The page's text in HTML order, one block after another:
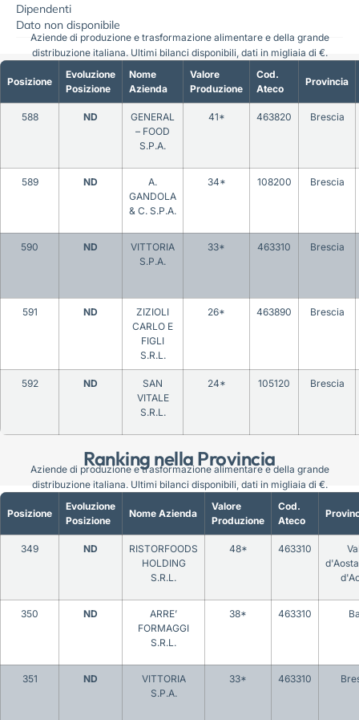
Dipendenti
Dato non disponibile
Ranking nella Provincia
Posizione
Evoluzione
Posizione
Nome
Azienda
Valore
Produzione
Cod.
Ateco
Provincia
588 ND
GENERAL
– FOOD
S.P.A.
41* 463820 Brescia
589 ND
A.
GANDOLA
& C. S.P.A.
34* 108200 Brescia
590 ND
VITTORIA
S.P.A.
33* 463310 Brescia
591 ND
ZIZIOLI
CARLO E
FIGLI
S.R.L.
26* 463890 Brescia
592 ND
SAN
VITALE
S.R.L.
24* 105120 Brescia
Aziende di produzione e trasformazione alimentare e della grande
distribuzione italiana. Ultimi bilanci disponibili, dati in migliaia di €.
Posizione
Evoluzione
Posizione
Nome Azienda
Valore
Produzione
Cod.
Ateco
349 ND
RISTORFOODS
HOLDING
S.R.L.
48* 463310
350 ND
ARRE’
FORMAGGI
S.R.L.
38* 463310
351 ND
VITTORIA
S.P.A.
33* 463310
Aziende di produzione e trasformazione alimentare e della grande
distribuzione italiana. Ultimi bilanci disponibili, dati in migliaia di €.